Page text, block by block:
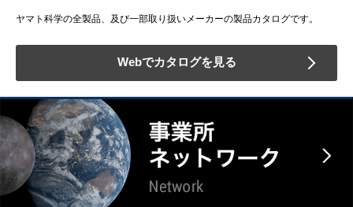
ヤマト科学の全製品、及び一部取り扱いメーカーの製品カタログです。
Webでカタログを見る